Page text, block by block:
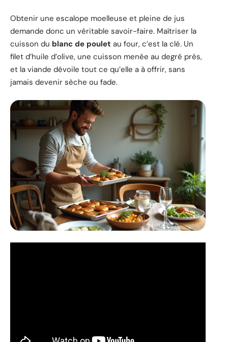
Obtenir une escalope moelleuse et pleine de jus
demande donc un véritable savoir-faire. Maîtriser la
cuisson du blanc de poulet au four, c’est la clé. Un
filet d’huile d’olive, une cuisson menée au degré près,
et la viande dévoile tout ce qu’elle a à offrir, sans
jamais devenir sèche ou fade.